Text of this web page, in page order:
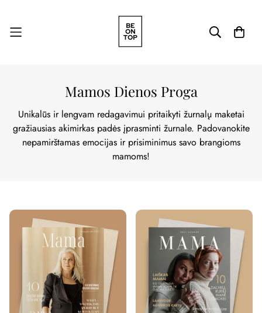
Mamos Dienos Proga
Unikalūs ir lengvam redagavimui pritaikyti žurnalų maketai
gražiausias akimirkas padės įprasminti žurnale. Padovanokite
nepamirštamas emocijas ir prisiminimus savo brangioms
mamoms!